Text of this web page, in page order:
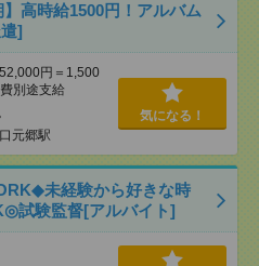
】高時給1500円！アルバム
]
円＝1,500
別途支給
元郷駅
気になる！
未経験から好きな時
試験監督[アルバイト]